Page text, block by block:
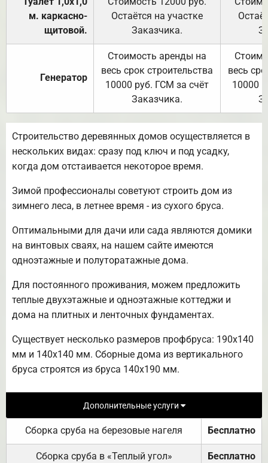
м. каркасно-
щитовой.
Остаётся на участке
Заказчика.
Генератор
Стоимость аренды на
весь срок строительства
10000 руб. ГСМ за счёт
Заказчика.
весь
10000
Строительство деревянных домов осуществляется в
нескольких видах: сразу под ключ и под усадку,
когда дом отстаивается некоторое время.
Зимой профессионалы советуют строить дом из
зимнего леса, в летнее время - из сухого бруса.
Оптимальными для дачи или сада являются домики
на винтовых сваях, на нашем сайте имеются
одноэтажные и полуторатажные дома.
Для постоянного проживания, можем предложить
теплые двухэтажные и одноэтажные коттеджи и
дома на плитных и ленточных фундаментах.
Существует несколько размеров профбруса: 190х140
мм и 140х140 мм. Сборные дома из вертикального
бруса строятся из бруса 140х190 мм.
Дополнительные услуги
Сборка сруба на березовые нагеля Бесплатно
Сборка сруба в «Теплый угол» Бесплатно